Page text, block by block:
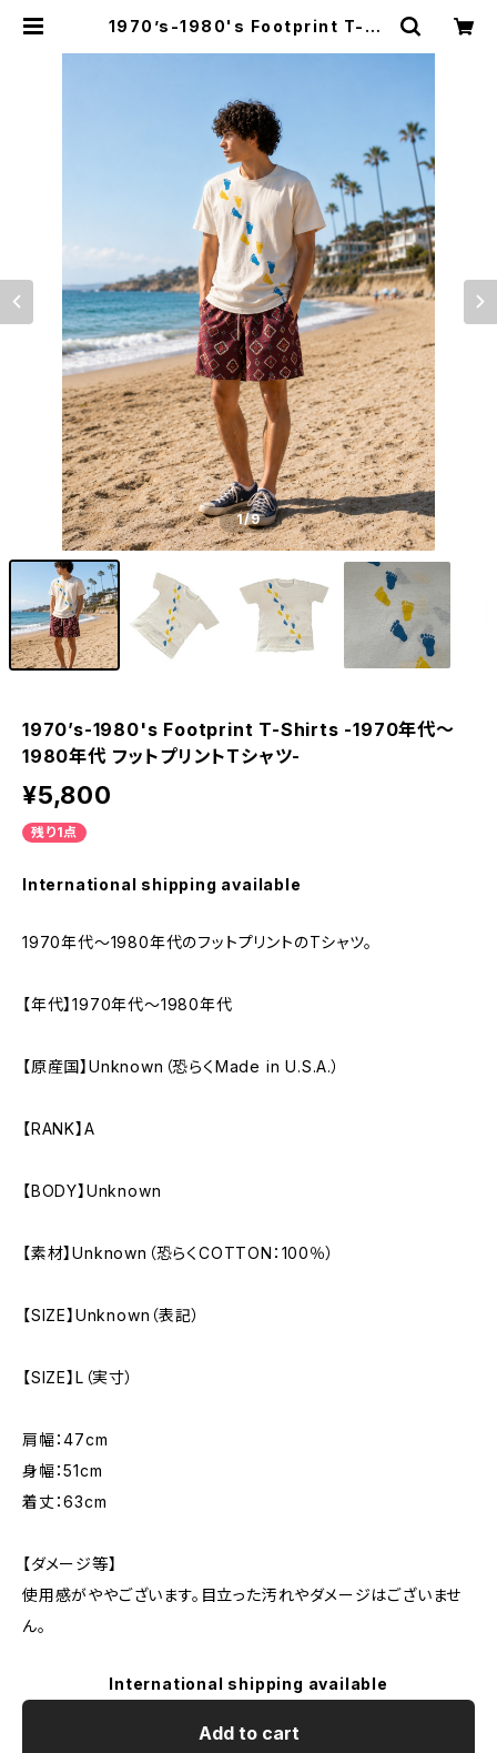
1970’s-1980's Footprint T-Sh
1/9
1970’s-1980's Footprint T-Shirts -1970年代～
1980年代 フットプリントTシャツ-
¥5,800
残り1点
International shipping available
1970年代～1980年代のフットプリントのTシャツ。
【年代】1970年代～1980年代
【原産国】Unknown（恐らくMade in U.S.A.）
【RANK】A
【BODY】Unknown
【素材】Unknown（恐らくCOTTON：100％）
【SIZE】Unknown（表記）
【SIZE】L（実寸）
肩幅：47cm
身幅：51cm
着丈：63cm
【ダメージ等】
使用感がややございます。目立った汚れやダメージはございませ
ん。
International shipping available
Add to cart